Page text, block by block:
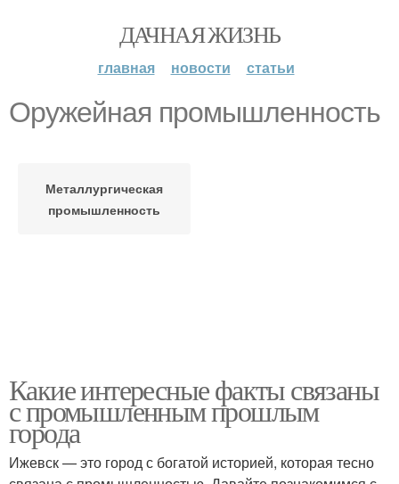
ДАЧНАЯ ЖИЗНЬ
главная новости статьи
Оружейная промышленность
Металлургическая
промышленность
Какие интересные факты связаны
с промышленным прошлым
города
Ижевск — это город с богатой историей, которая тесно